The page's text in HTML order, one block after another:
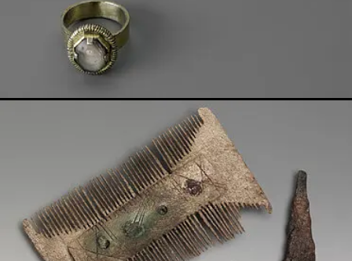
Show larger version for: